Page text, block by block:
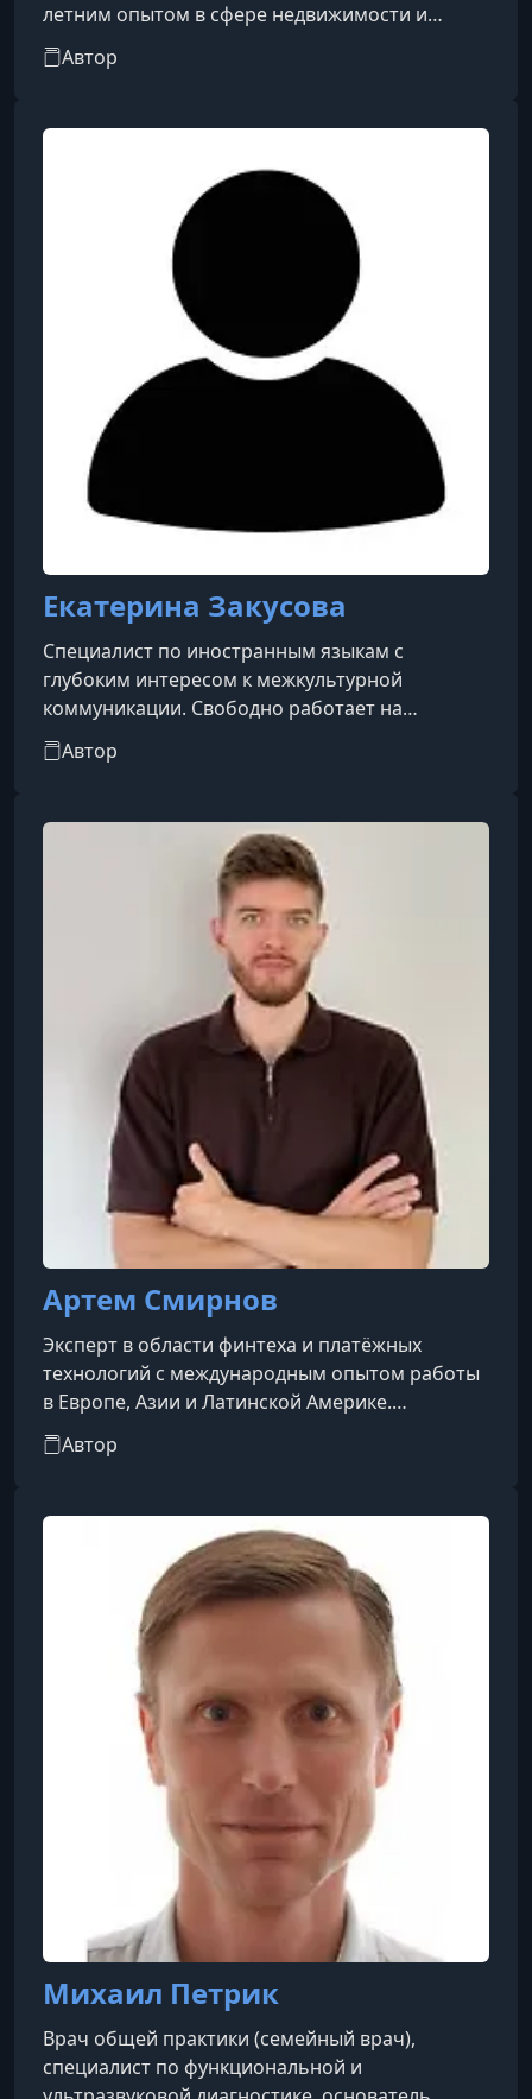
летним опытом в сфере недвижимости и
логистики. Возглавлял компанию «МИЭЛЬ-
Недвижимость» в качестве председателя
заместителя председателя совета директоров.
где сосредоточился на создании, развитии и
масштабировании инвестиционных проектов.
Автор
Екатерина Закусова
Специалист по иностранным языкам с
глубоким интересом к межкультурной
коммуникации. Свободно работает на
английском и французском языках, понимает
испанскую речь, изучала китайский язык и
Считает изучение языков своей главной
страстью и убеждена, что успешное обучение
строится на личном опыте постоянного
развития. Помогает студентам преодолеть
языковой барьер, обрести уверенность в
общении и сохранить мотивац
Автор
Артем Смирнов
Эксперт в области финтеха и платёжных
технологий с международным опытом работы
в Европе, Азии и Латинской Америке.
Специализируется на запуске и развитии
банковских карт, eWallet, BNPL, цифровых
систем. Руководил международными
командами, проектировал архитектуру
платёжных платформ и сотрудничал с
ведущими банками и международными
платёжными системами, включая Visa и
Mastercard. Сегодня развивает инновационн
Автор
Михаил Петрик
Врач общей практики (семейный врач),
специалист по функциональной и